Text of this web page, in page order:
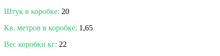
Штук в коробке: 20
Кв. метров в коробке: 1,65
Вес коробки кг: 22